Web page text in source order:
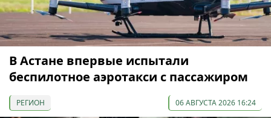
В Астане впервые испытали
беспилотное аэротакси с пассажиром
РЕГИОН 06 АВГУСТА 2026 16:24